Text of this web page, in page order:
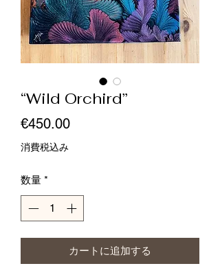
“Wild Orchird”
€450.00価
消費税込み
数量 *
カートに追加する